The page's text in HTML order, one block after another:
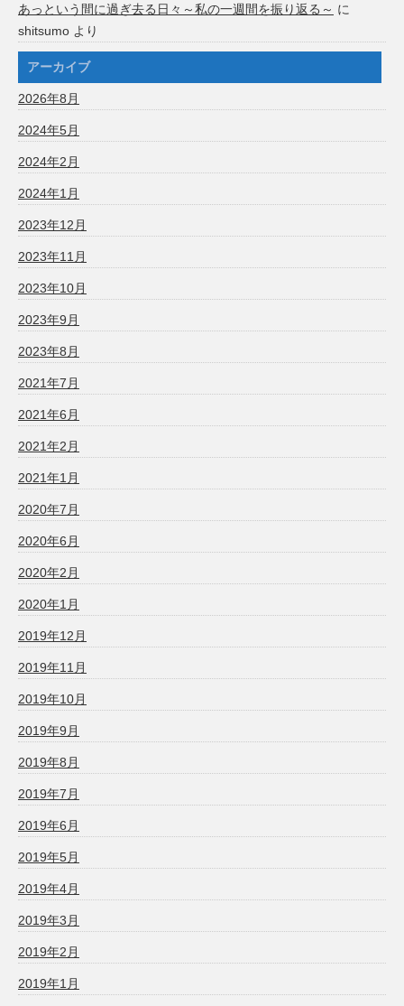
あっという間に過ぎ去る日々～私の一週間を振り返る～ に
shitsumo より
アーカイブ
2026年8月
2024年5月
2024年2月
2024年1月
2023年12月
2023年11月
2023年10月
2023年9月
2023年8月
2021年7月
2021年6月
2021年2月
2021年1月
2020年7月
2020年6月
2020年2月
2020年1月
2019年12月
2019年11月
2019年10月
2019年9月
2019年8月
2019年7月
2019年6月
2019年5月
2019年4月
2019年3月
2019年2月
2019年1月